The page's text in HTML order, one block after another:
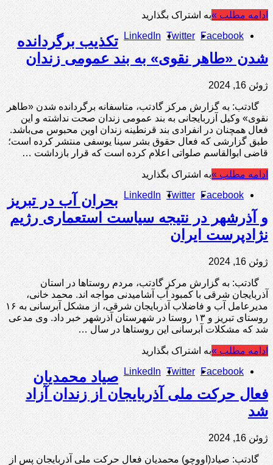
ادامه مطلب »به اشتراک بگذارید
Facebook
Twitter
LinkedIn
تکذیب برگردانده
شدن «طاهر نقوی» به بند عمومی زندان
ژوئن 16, 2024
گادتب: به گزارش مرکز گادتب، متاسفانه برگردانده شدن «طاهر
نقوی» وکیل آزربایجانی به بند عمومی زندان صحت نداشته و این
فعال همچنان در انفرادی بند قرنطینه زندان اوین محبوس می‌باشد.
طبق گزارشی که فعال حقوق بشر سینا یوسفی منتشر کرده است؛
قاضی ابوالقاسم صلواتی اعلام کرده است که قرار بازداشت …
ادامه مطلب »به اشتراک بگذارید
Facebook
Twitter
LinkedIn بحران آب در تبریز
و آذرشهر در نتیجه سیاست استعماری رژیم
نژادپرست ایران
ژوئن 16, 2024
گادتب: به گزارش مرکز گادتب، مردم روستاها در استان
آذربایجان شرقی با کمبود آب آشامیدنی مواجه اند. محمد خانی،
مدیرعامل آب و فاضلاب آذربایجان‌ شرقی، از مشکل آبرسانی به ۱۶
روستای تبریز و ۱۳ روستا در شهرستان آذرشهر خبر داد. وی مدعی
شد که مشکلات آبرسانی این روستاها در سال …
ادامه مطلب »به اشتراک بگذارید
Facebook
Twitter
LinkedIn
صیاد محمدیان
فعال حرکت ملی آذربایجان از زندان آزاد
شد
ژوئن 16, 2024
گادتب: صیاد(اووچو) محمدیان فعال حرکت ملی آذربایجان پس از